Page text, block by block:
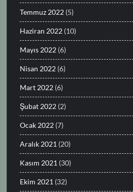
Temmuz 2022 (5)
Haziran 2022 (10)
Mayıs 2022 (6)
Nisan 2022 (6)
Mart 2022 (6)
Şubat 2022 (2)
Ocak 2022 (7)
Aralık 2021 (20)
Kasım 2021 (30)
Ekim 2021 (32)